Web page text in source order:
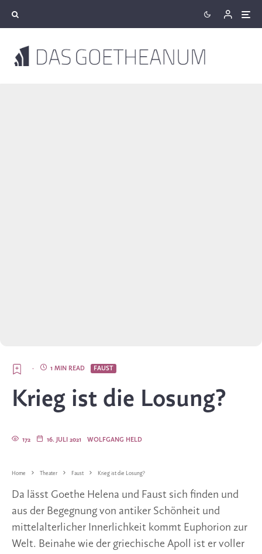
FAUST
1 MIN READ
·
Krieg ist die Losung?
WOLFGANG HELD
16. JULI 2021
172
Home Theater Faust Krieg ist die Losung?
Da lässt Goethe Helena und Faust sich finden und
aus der Begegnung von antiker Schönheit und
mittelalterlicher Innerlichkeit kommt Euphorion zur
Welt. Beinahe wie der griechische Apoll ist er voller